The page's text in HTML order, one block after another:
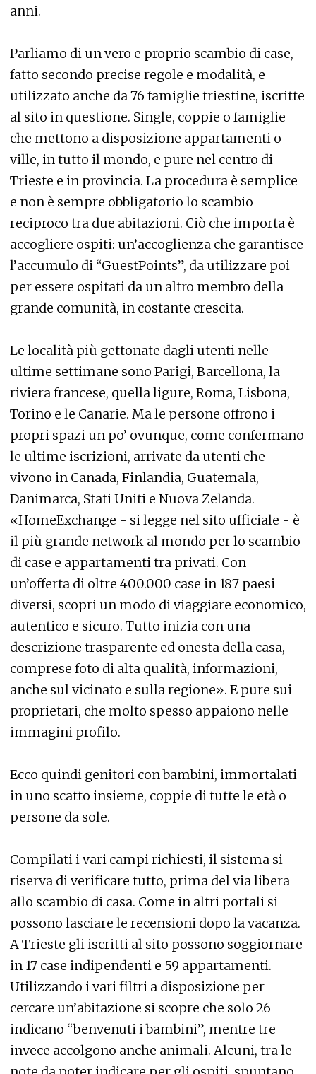
anni.
Parliamo di un vero e proprio scambio di case,
fatto secondo precise regole e modalità, e
utilizzato anche da 76 famiglie triestine, iscritte
al sito in questione. Single, coppie o famiglie
che mettono a disposizione appartamenti o
ville, in tutto il mondo, e pure nel centro di
Trieste e in provincia. La procedura è semplice
e non è sempre obbligatorio lo scambio
reciproco tra due abitazioni. Ciò che importa è
accogliere ospiti: un’accoglienza che garantisce
l’accumulo di “GuestPoints”, da utilizzare poi
per essere ospitati da un altro membro della
grande comunità, in costante crescita.
Le località più gettonate dagli utenti nelle
ultime settimane sono Parigi, Barcellona, la
riviera francese, quella ligure, Roma, Lisbona,
Torino e le Canarie. Ma le persone offrono i
propri spazi un po’ ovunque, come confermano
le ultime iscrizioni, arrivate da utenti che
vivono in Canada, Finlandia, Guatemala,
Danimarca, Stati Uniti e Nuova Zelanda.
«HomeExchange - si legge nel sito ufficiale - è
il più grande network al mondo per lo scambio
di case e appartamenti tra privati. Con
un’offerta di oltre 400.000 case in 187 paesi
diversi, scopri un modo di viaggiare economico,
autentico e sicuro. Tutto inizia con una
descrizione trasparente ed onesta della casa,
comprese foto di alta qualità, informazioni,
anche sul vicinato e sulla regione». E pure sui
proprietari, che molto spesso appaiono nelle
immagini profilo.
Ecco quindi genitori con bambini, immortalati
in uno scatto insieme, coppie di tutte le età o
persone da sole.
Compilati i vari campi richiesti, il sistema si
riserva di verificare tutto, prima del via libera
allo scambio di casa. Come in altri portali si
possono lasciare le recensioni dopo la vacanza.
A Trieste gli iscritti al sito possono soggiornare
in 17 case indipendenti e 59 appartamenti.
Utilizzando i vari filtri a disposizione per
cercare un’abitazione si scopre che solo 26
indicano “benvenuti i bambini”, mentre tre
invece accolgono anche animali. Alcuni, tra le